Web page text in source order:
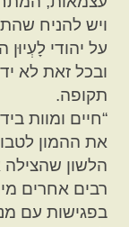
ויש להניח
על יהודי
ובכל זאת לא
תקופה.
“חיים ומוות
את ההמון
הלשון שהצילה
רבים אחרים
בפגישות עם